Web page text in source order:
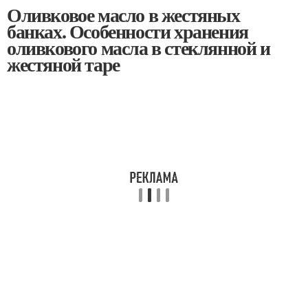
Оливковое масло в жестяных
банках. Особенности хранения
оливкового масла в стеклянной и
жестяной таре